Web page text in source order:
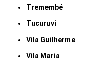
Tremembé
Tucuruvi
Vila Guilherme
Vila Maria